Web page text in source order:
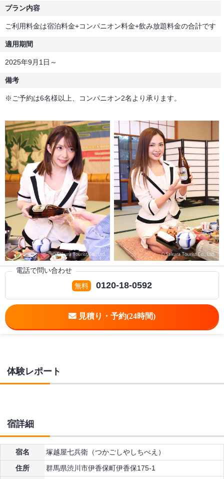
プラン内容
ご利用料金は宿泊料金+コンパニオン料金+飲み放題料金の合計です
適用期間
2025年9月1日～
備考
※ご予約は6名様以上、コンパニオン2名より承ります。
電話で問い合わせ
0120-18-0592
体験レポート
宿詳細
宿名
塚越屋七兵衛（つかごしやしちべえ）
住所
群馬県渋川市伊香保町伊香保175-1